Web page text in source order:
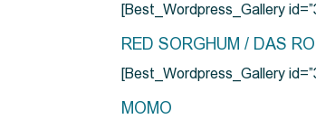
[Best_Wordpress_Gallery
RED SORGHUM / DAS
[Best_Wordpress_Gallery
MOMO